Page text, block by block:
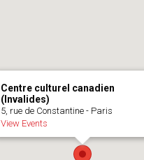
Centre culturel canadien
(Invalides)
5, rue de Constantine - Paris
View Events